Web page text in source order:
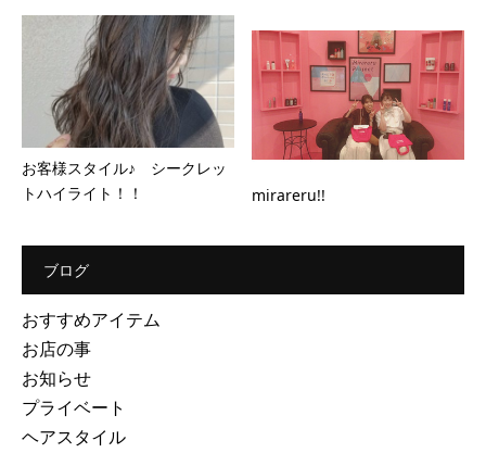
お客様スタイル♪ シークレッ
トハイライト！！
mirareru!!
ブログ
おすすめアイテム
お店の事
お知らせ
プライベート
ヘアスタイル